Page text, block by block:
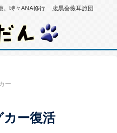
。時々ANA修行 腹黒薔薇耳旅団
ー
カー復活